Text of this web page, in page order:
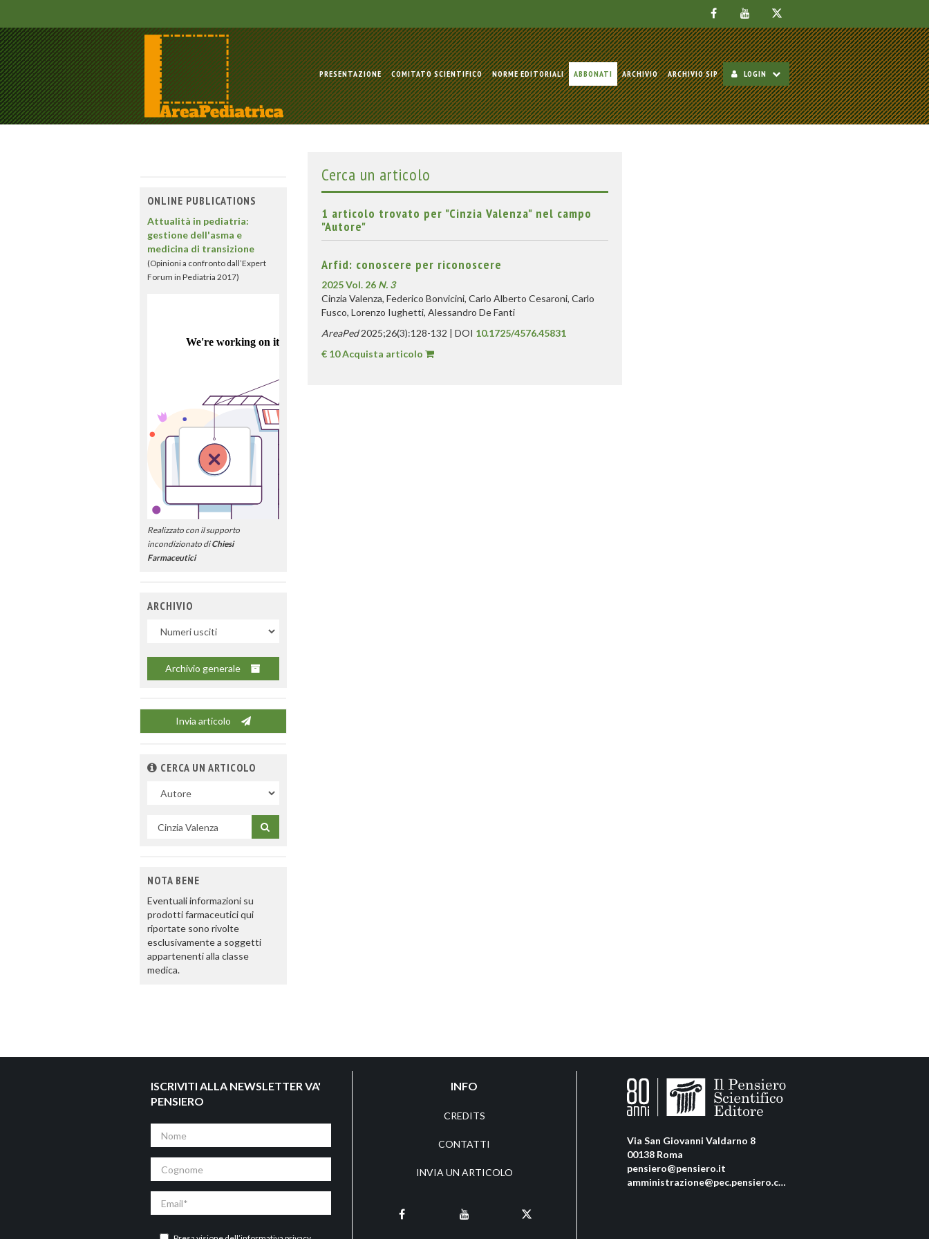
PRESENTAZIONE COMITATO SCIENTIFICO NORME EDITORIALI ABBONATI ARCHIVIO ARCHIVIO SIP LOGIN
Cerca un articolo
1 articolo trovato per "Cinzia Valenza" nel campo
"Autore"
Arfid: conoscere per riconoscere
2025 Vol. 26 N. 3
Cinzia Valenza, Federico Bonvicini, Carlo Alberto Cesaroni, Carlo
Fusco, Lorenzo Iughetti, Alessandro De Fanti
AreaPed2025;26(3):128-132 | DOI 10.1725/4576.45831
€ 10 Acquista articolo
ONLINE PUBLICATIONS
Attualità in pediatria:
gestione dell'asma e
medicina di transizione
(Opinioni a confronto dall’Expert
Forum in Pediatria 2017)
Realizzato con il supporto
incondizionato diChiesi
Farmaceutici
ARCHIVIO
Archivio generale
Invia articolo
CERCA UN ARTICOLO
campo
per
NOTA BENE
Eventuali informazioni su
prodotti farmaceutici qui
riportate sono rivolte
esclusivamente a soggetti
appartenenti alla classe
medica.
ISCRIVITI ALLA NEWSLETTER VA'
PENSIERO
INFO
CREDITS
CONTATTI
INVIA UN ARTICOLO
Via San Giovanni Valdarno 8
00138 Roma
pensiero@pensiero.it
amministrazione@pec.pensiero.com